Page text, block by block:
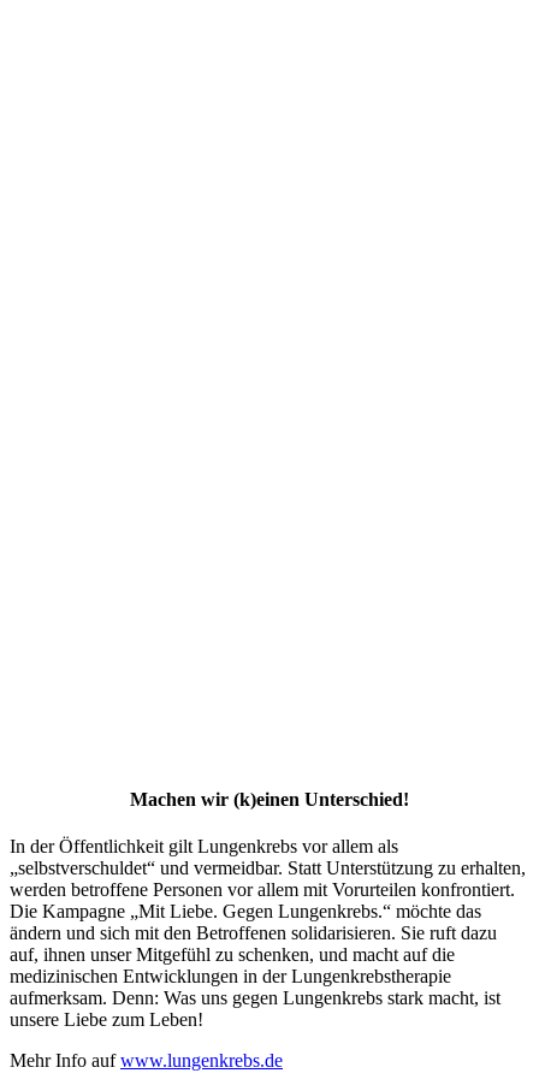
Machen wir (k)einen Unterschied!
In der Öffentlichkeit gilt Lungenkrebs vor allem als
„selbstverschuldet“ und vermeidbar. Statt Unterstützung zu erhalten,
werden betroffene Personen vor allem mit Vorurteilen konfrontiert.
Die Kampagne „Mit Liebe. Gegen Lungenkrebs.“ möchte das
ändern und sich mit den Betroffenen solidarisieren. Sie ruft dazu
auf, ihnen unser Mitgefühl zu schenken, und macht auf die
medizinischen Entwicklungen in der Lungenkrebstherapie
aufmerksam. Denn: Was uns gegen Lungenkrebs stark macht, ist
unsere Liebe zum Leben!
Mehr Info aufwww.lungenkrebs.de